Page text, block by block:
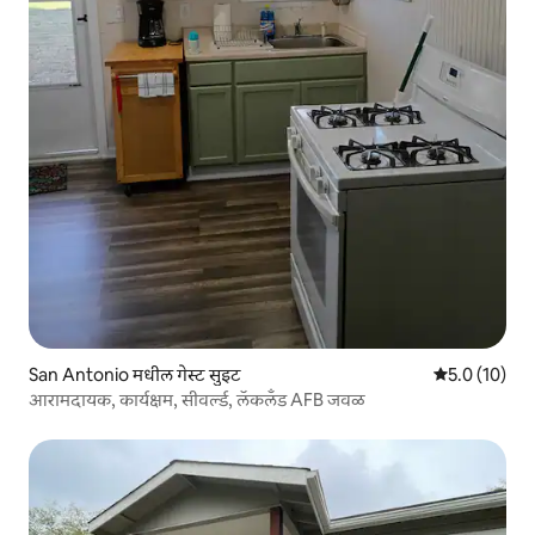
San Antonio मधील गेस्ट सुइट 5 पैकी 5.0
5.0 (10)
आरामदायक, कार्यक्षम, सीवर्ल्ड, लॅकलँड AFB जवळ